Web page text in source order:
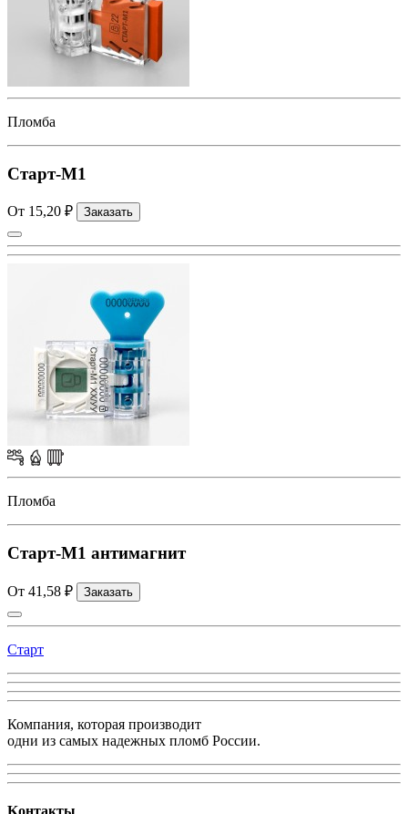
Пломба
Старт-М1
От 15,20 ₽ Заказать
Пломба
Старт-М1 антимагнит
От 41,58 ₽ Заказать
Старт
Компания, которая производит
одни из самых надежных пломб России.
Kонтакты